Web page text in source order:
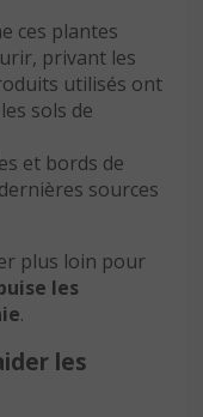
ces plantes
privant les
utilisés ont
sols de
et bords de
sources
plus loin pour
les
.
les